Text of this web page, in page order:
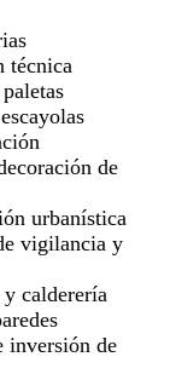
técnica
de
urbanística
vigilancia y
calderería
inversión de